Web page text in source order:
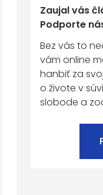
Zaujal vás
Podporte
Bez vás to
vám online
hanbiť za
o živote v
slobode a